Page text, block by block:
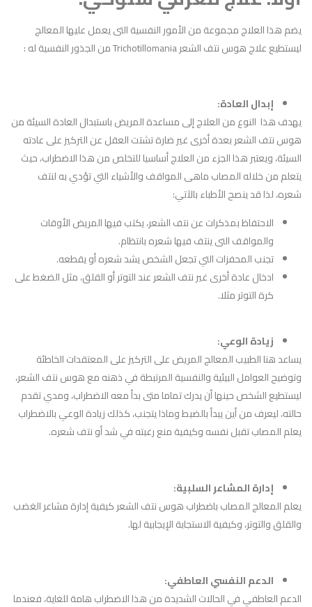
يضم هذا العلاج مجموعة من الأمور النفسية التى يعمل عليها المعالج
ليستطيع علاج هوس نتف الشعر Trichotillomania من الجذور النفسية له :
إبدال العادة:
يهدف هذا النوع من العلاج إلى مساعدة المريض باستبدال العادة السيئة من
هوس نتف الشعر بعدة أخرى غير ضارة تشتت العقل عن التركيز على عادته
السيئة، ويعتبر هذا الجزء من العلاج أساسيا للتخلص من هذا الاضطراب، حيث
يتعلم من خلاله المصاب ماهى المواقف والأشياء التي تؤدي به لنتف
شعره، لذا قد ينصح الأطباء بالآتي:
الاحتفاظ بمذكرات عن نتف الشعر، يكتب فيها المريض الأوقات
والمواقف التى ينتف فيها شعره بانتظام.
تجنب المحفزات التي تجعل الشخص يشد شعره أو يقطعه.
ادخال عادة أخرى غير نتف الشعر عند التوتر أو القلق، مثل الضغط على
كرة التوتر مثلا.
زيادة الوعي:
يساعد هنا الطبيب المعالج المريض على التركيز على المعتقدات الخاطئة
وتوضيح العوامل البيئية والنفسية المرتبطة في ذهنه مع هوس نتف الشعر،
ليستطيع الشخص حينها أن يدرك تماما متى بدأ معه الاضطراب، ومدي تقدم
حالته، ليعرف من أين يبدأ بالضبط وماذا يتجنب، كذلك زيادة الوعي بالاضطراب
يعلم المصاب تقبل نفسه وكيفية منع رغبته في شد أو نتف شعره.
إدارة المشاعر السلبية:
يعلم المعالج المصاب باضطراب هوس نتف الشعر كيفية إدارة مشاعر الغضب
والقلق والتوتر، وكيفية الاستجابة الإيجابية لها.
الدعم النفسي العاطفي:
الدعم العاطفي في الحالات الشديدة من هذا الاضطراب هامة للغاية، فعندما